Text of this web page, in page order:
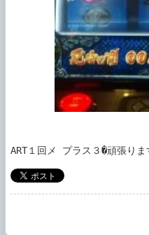
ART１回メ プラス３�頑張りま